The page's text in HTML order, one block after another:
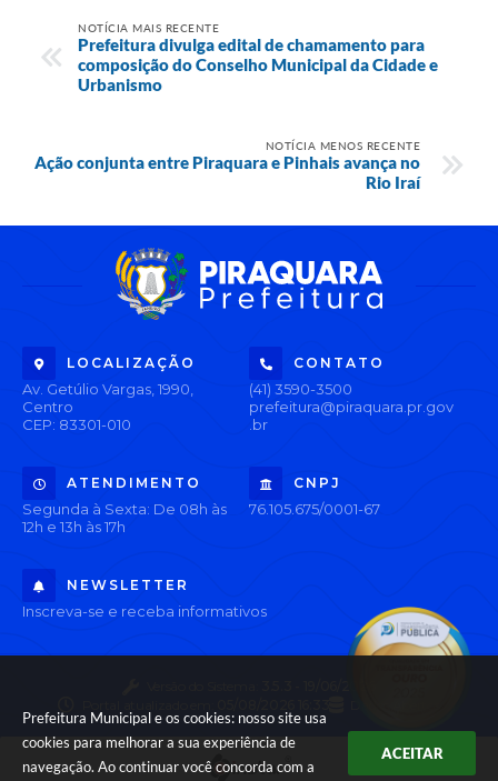
Prefeitura Municipal e os cookies: nosso site usa
cookies para melhorar a sua experiência de
navegação. Ao continuar você concorda com a
ACEITAR
NOTÍCIA MAIS RECENTE
Prefeitura divulga edital de chamamento para
composição do Conselho Municipal da Cidade e
Urbanismo
NOTÍCIA MENOS RECENTE
Ação conjunta entre Piraquara e Pinhais avança no
Rio Iraí
LOCALIZAÇÃO
Av. Getúlio Vargas, 1990,
Centro
CEP: 83301-010
CONTATO
(41) 3590-3500
prefeitura@piraquara.pr.gov
.br
ATENDIMENTO
Segunda à Sexta: De 08h às
12h e 13h às 17h
CNPJ
76.105.675/0001-67
NEWSLETTER
Inscreva-se e receba informativos